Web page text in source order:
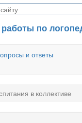
по
и ответы
в коллективе